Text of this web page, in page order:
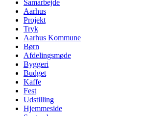
Samarbejde
Aarhus
Projekt
Tryk
Aarhus Kommune
Børn
Afdelings­møde
Byggeri
Budget
Kaffe
Fest
Udstilling
Hjemmeside